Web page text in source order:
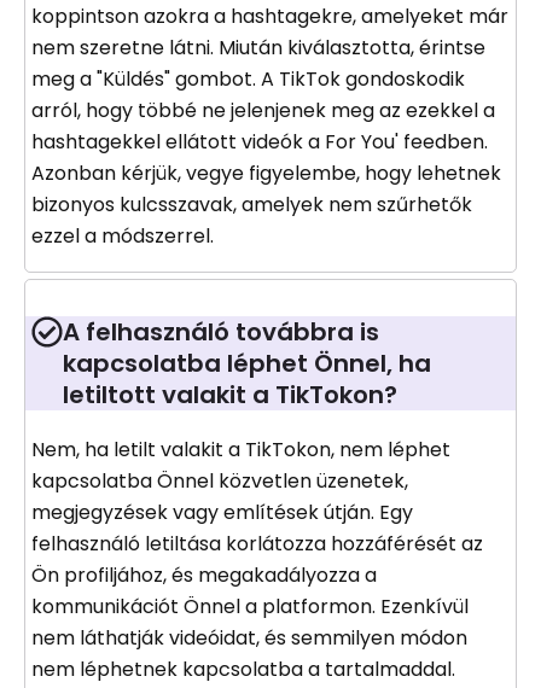
koppintson azokra a hashtagekre, amelyeket már
nem szeretne látni. Miután kiválasztotta, érintse
meg a "Küldés" gombot. A TikTok gondoskodik
arról, hogy többé ne jelenjenek meg az ezekkel a
hashtagekkel ellátott videók a For You' feedben.
Azonban kérjük, vegye figyelembe, hogy lehetnek
bizonyos kulcsszavak, amelyek nem szűrhetők
ezzel a módszerrel.
A felhasználó továbbra is
kapcsolatba léphet Önnel, ha
letiltott valakit a TikTokon?
Nem, ha letilt valakit a TikTokon, nem léphet
kapcsolatba Önnel közvetlen üzenetek,
megjegyzések vagy említések útján. Egy
felhasználó letiltása korlátozza hozzáférését az
Ön profiljához, és megakadályozza a
kommunikációt Önnel a platformon. Ezenkívül
nem láthatják videóidat, és semmilyen módon
nem léphetnek kapcsolatba a tartalmaddal.